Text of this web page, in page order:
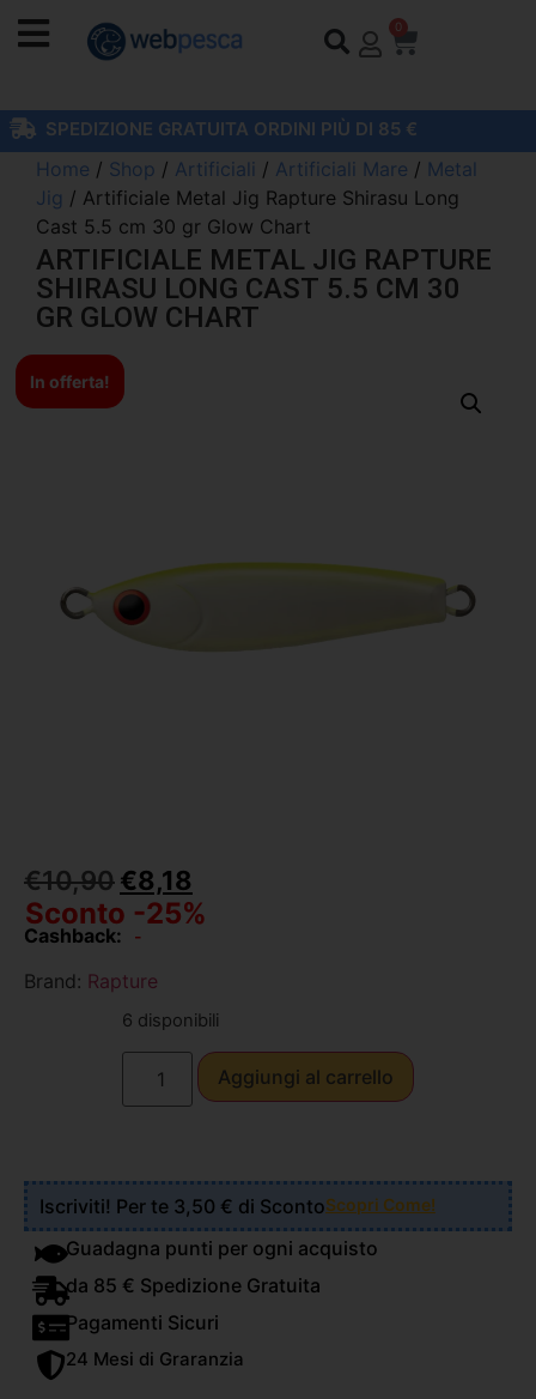
0
SPEDIZIONE GRATUITA ORDINI PIÙ DI 85 €
Home / Shop / Artificiali / Artificiali Mare / Metal
Jig / Artificiale Metal Jig Rapture Shirasu Long
Cast 5.5 cm 30 gr Glow Chart
ARTIFICIALE METAL JIG RAPTURE
SHIRASU LONG CAST 5.5 CM 30
GR GLOW CHART
In offerta!
€10,90€8,18
Sconto -25%
Cashback: -
Brand: Rapture
6 disponibili
Aggiungi al carrello
Iscriviti! Per te 3,50 € di ScontoScopri Come!
Guadagna punti per ogni acquisto
da 85 € Spedizione Gratuita
Pagamenti Sicuri
24 Mesi di Graranzia